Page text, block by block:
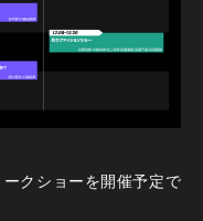
クショーを開催予定で